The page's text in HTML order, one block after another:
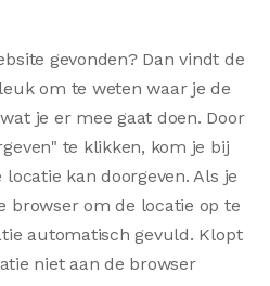
gevonden? Dan vindt de
om te weten waar je de
je er mee gaat doen. Door
te klikken, kom je bij
kan doorgeven. Als je
browser om de locatie op te
automatisch gevuld. Klopt
niet aan de browser